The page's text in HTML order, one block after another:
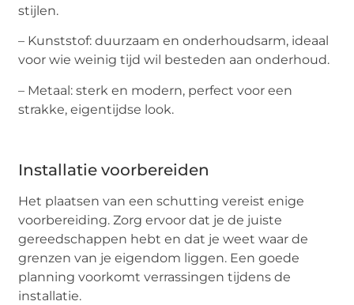
stijlen.
– Kunststof: duurzaam en onderhoudsarm, ideaal
voor wie weinig tijd wil besteden aan onderhoud.
– Metaal: sterk en modern, perfect voor een
strakke, eigentijdse look.
Installatie voorbereiden
Het plaatsen van een schutting vereist enige
voorbereiding. Zorg ervoor dat je de juiste
gereedschappen hebt en dat je weet waar de
grenzen van je eigendom liggen. Een goede
planning voorkomt verrassingen tijdens de
installatie.